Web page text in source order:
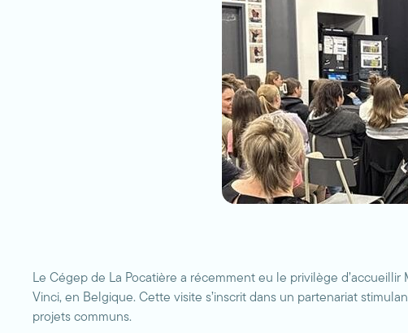
Le Cégep de La Pocatière a récemment eu le privilège
Vinci, en Belgique. Cette visite s’inscrit dans un partenariat
projets communs.